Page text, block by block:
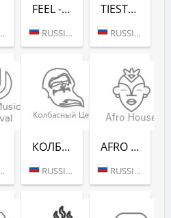
FEEL - RADIO RECORD
RUSSIA (MOSCOW)
TIESTO - RADIO RECORD
RUSSIA (MOSCOW)
КОЛБАСНЫЙ ЦЕХ (РАДИО РЕКОРД)
RUSSIA (MOSCOW)
AFRO HOUSE (РАДИО РЕКОРД)
RUSSIA (MOSCOW)